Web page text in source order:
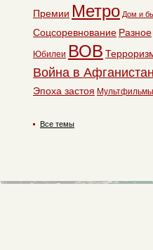
Премии Метро Дом и
Соцсоревнование Разное
Юбилеи ВОВ
Война в
Эпоха застоя Мультфильмы
Все темы